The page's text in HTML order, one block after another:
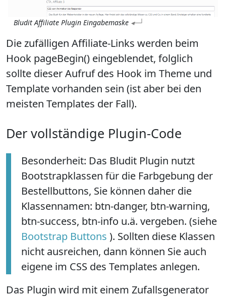
Bludit Affiliate Plugin Eingabemaske
Die zufälligen Affiliate-Links werden beim
Hook pageBegin() eingeblendet, folglich
sollte dieser Aufruf des Hook im Theme und
Template vorhanden sein (ist aber bei den
meisten Templates der Fall).
Der vollständige Plugin-Code
Besonderheit: Das Bludit Plugin nutzt
Bootstrapklassen für die Farbgebung der
Bestellbuttons, Sie können daher die
Klassennamen: btn-danger, btn-warning,
btn-success, btn-info u.ä. vergeben. (siehe
Bootstrap Buttons ). Sollten diese Klassen
nicht ausreichen, dann können Sie auch
eigene im CSS des Templates anlegen.
Das Plugin wird mit einem Zufallsgenerator